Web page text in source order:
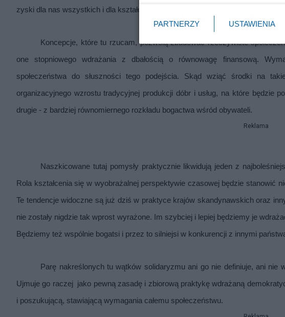
zyski dla nas wszystkich i dla kształcących się?
Koncepcje, które tu rzucam, pozwolą zbudować rzeczywiste
one stopniowego wdrażania z dbałością o równowagę finansową.
społeczeństwa do słuszności tego podejścia. Skąd wziąć środki na
organizacyjnego wzrostu tradycyjnej produkcji dóbr i usług, na które będzie
drugie - z bardziej równomiernego rozkładu bogactwa wśród obywateli.
Reklama
Naszkicowane tutaj pomysły praktycznie likwidują jeden z
Rola kształcenia się w wyobrażalnej perspektywie czasowej będzie stanowić
Te tendencje widoczne są już dziś w praktyce krajów skandynawskich oraz
nie zostały nigdzie tak wprost wyrażone. Im szybciej i lepiej będziemy je
Będziemy też wspólnie bogatsi i przez to silniejsi w konkurencji z innymi
Parę nakreślonych tu wątków solidaryzmu ani go nie definiuje, ani nie
Ujmuje go raczej  jako pewną zasadę i zbiorową praktykę wdrażaną
i poszukującą, stawiającą wymagania całemu społeczeństwu.
PARTNERZY USTAWIENIA